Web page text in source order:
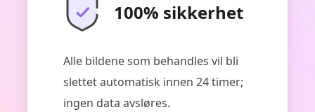
100% sikkerhet
Alle bildene som behandles vil bli
slettet automatisk innen 24 timer;
ingen data avsløres.